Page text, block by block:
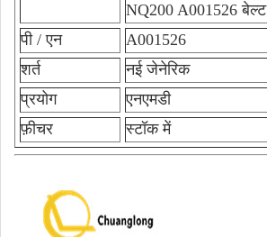
NQ200 A001526 बेल्ट
पी / एन
A001526
शर्त
नई जेनेरिक
प्रयोग
एनएमडी
फ़ीचर
स्टॉक में